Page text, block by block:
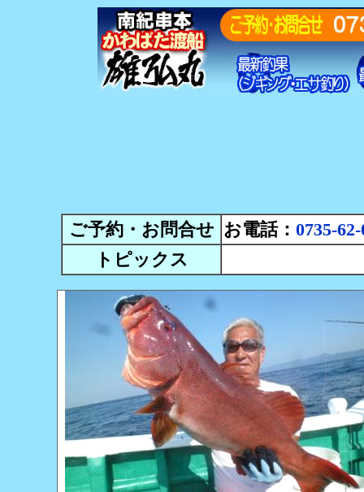
ご予約・お問合せ お電話： 0735-
トピックス